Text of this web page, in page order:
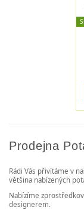
Prodejna
Rádi Vás přivítáme v
většina nabízených
Nabízíme
designerem.